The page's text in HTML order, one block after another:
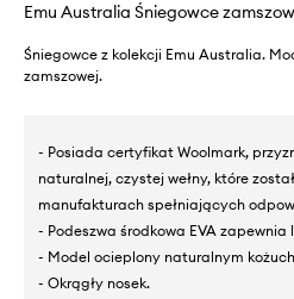
Emu Australia Śniegowce
Śniegowce z kolekcji Emu Australia.
zamszowej.
- Posiada certyfikat Woolmark,
naturalnej, czystej wełny, które
manufakturach spełniających
- Podeszwa środkowa EVA
- Model ocieplony naturalnym
- Okrągły nosek.